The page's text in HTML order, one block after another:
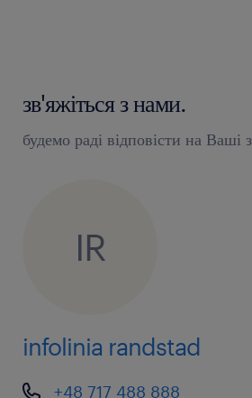
Подайте заявку прямо сейчас!
зв'яжіться з нами.
будемо раді відповісти на Ваші
IR
infolinia randstad
+48 717 488 888